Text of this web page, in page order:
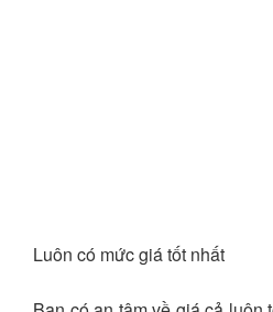
Luôn có mức giá tốt nhất